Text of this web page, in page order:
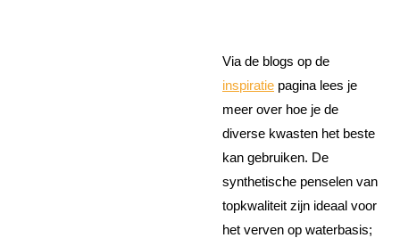
Via de blogs op de
inspiratie pagina lees je
meer over hoe je de
diverse kwasten het beste
kan gebruiken. De
synthetische penselen van
topkwaliteit zijn ideaal voor
het verven op waterbasis;